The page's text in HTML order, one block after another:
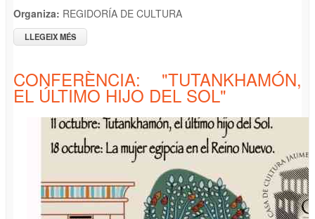
Organiza: REGIDORÍA DE CULTURA
LLEGEIX MÉS
NUEVO"
CONFERÈNCIA: "TUTANKHAMÓN,
EL ÚLTIMO HIJO DEL SOL"